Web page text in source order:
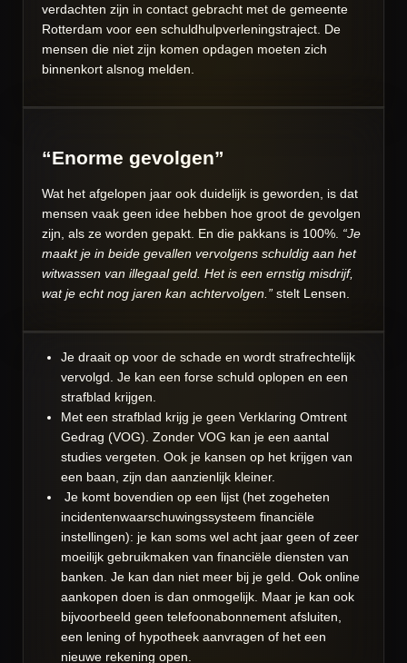
verdachten zijn in contact gebracht met de gemeente
Rotterdam voor een schuldhulpverleningstraject. De
mensen die niet zijn komen opdagen moeten zich
binnenkort alsnog melden.
“Enorme gevolgen”
Wat het afgelopen jaar ook duidelijk is geworden, is dat
mensen vaak geen idee hebben hoe groot de gevolgen
zijn, als ze worden gepakt. En die pakkans is 100%. “Je
maakt je in beide gevallen vervolgens schuldig aan het
witwassen van illegaal geld. Het is een ernstig misdrijf,
wat je echt nog jaren kan achtervolgen.” stelt Lensen.
Je draait op voor de schade en wordt strafrechtelijk
vervolgd. Je kan een forse schuld oplopen en een
strafblad krijgen.
Met een strafblad krijg je geen Verklaring Omtrent
Gedrag (VOG). Zonder VOG kan je een aantal
studies vergeten. Ook je kansen op het krijgen van
een baan, zijn dan aanzienlijk kleiner.
Je komt bovendien op een lijst (het zogeheten
incidentenwaarschuwingssysteem financiële
instellingen): je kan soms wel acht jaar geen of zeer
moeilijk gebruikmaken van financiële diensten van
banken. Je kan dan niet meer bij je geld. Ook online
aankopen doen is dan onmogelijk. Maar je kan ook
bijvoorbeeld geen telefoonabonnement afsluiten,
een lening of hypotheek aanvragen of het een
nieuwe rekening open.